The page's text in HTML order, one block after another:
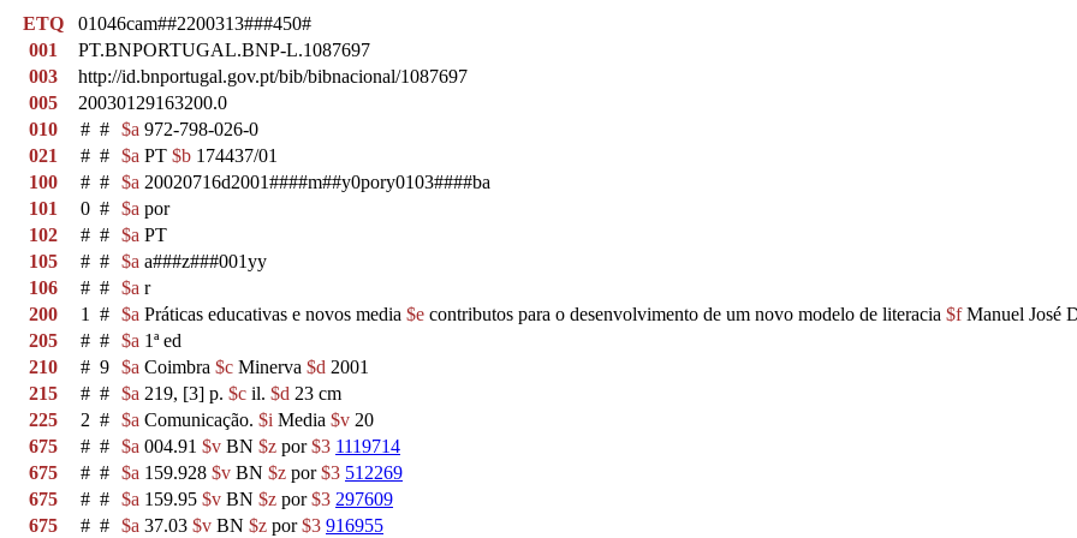
ETQ
01046cam##2200313###450#
001
PT.BNPORTUGAL.BNP-L.1087697
003
http://id.bnportugal.gov.pt/bib/bibnacional/1087697
005
20030129163200.0
010
# # $a 972-798-026-0
021
# # $a PT $b 174437/01
100
# # $a 20020716d2001####m##y0pory0103####ba
101
0 # $a por
102
# # $a PT
105
# # $a a###z###001yy
106
# # $a r
200
1 # $a Práticas educativas e novos media $e contributos para o desenvolvimento de um novo modelo de literacia $fManuel José
205
# # $a 1ª ed
210
# 9 $a Coimbra $c Minerva $d 2001
215
# # $a 219, [3] p. $c il. $d 23 cm
225
2 # $a Comunicação. $i Media $v 20
675
# # $a 004.91 $v BN $z por$3 1119714
675
# # $a 159.928 $v BN $z por$3 512269
675
# # $a 159.95 $v BN $z por$3 297609
675
# # $a 37.03 $v BN $z por$3 916955